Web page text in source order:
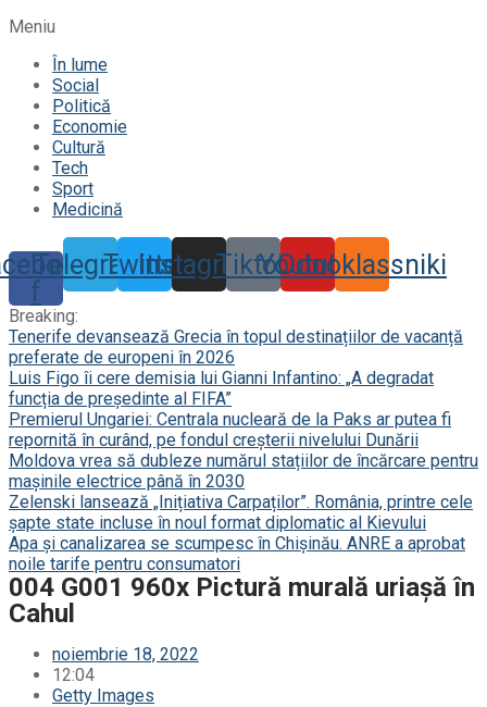
Meniu
În lume
Social
Politică
Economie
Cultură
Tech
Sport
Medicină
f
TelegramTwitter
Instagram
TiktokYoutube
Odnoklassniki
Breaking:
Tenerife devansează Grecia în topul destinațiilor de vacanță
preferate de europeni în 2026
Luis Figo îi cere demisia lui Gianni Infantino: „A degradat
funcția de președinte al FIFA”
Premierul Ungariei: Centrala nucleară de la Paks ar putea fi
repornită în curând, pe fondul creșterii nivelului Dunării
Moldova vrea să dubleze numărul stațiilor de încărcare pentru
mașinile electrice până în 2030
Zelenski lansează „Inițiativa Carpaților”. România, printre cele
șapte state incluse în noul format diplomatic al Kievului
Apa și canalizarea se scumpesc în Chișinău. ANRE a aprobat
noile tarife pentru consumatori
004 G001 960x Pictură murală uriașă în
Cahul
noiembrie 18, 2022
12:04
Getty Images